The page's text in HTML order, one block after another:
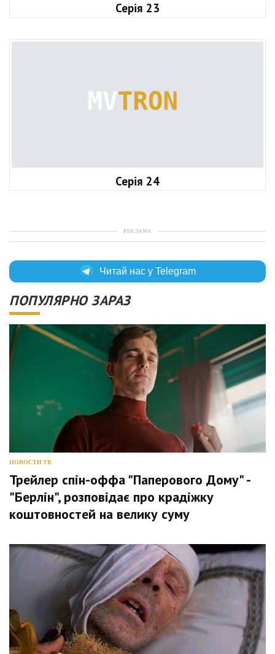
Серія 23
Серія 24
РЕКЛАМА
Читай нас у Telegram
ПОПУЛЯРНО ЗАРАЗ
НОВОСТИ ТВ
Трейлер спін-оффа "Паперового Дому" -
"Берлін", розповідає про крадіжку
коштовностей на велику суму